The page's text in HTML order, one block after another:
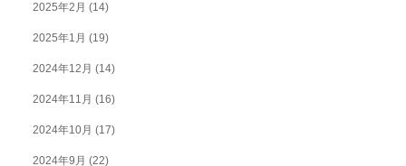
2025年2月 (14)
2025年1月 (19)
2024年12月 (14)
2024年11月 (16)
2024年10月 (17)
2024年9月 (22)